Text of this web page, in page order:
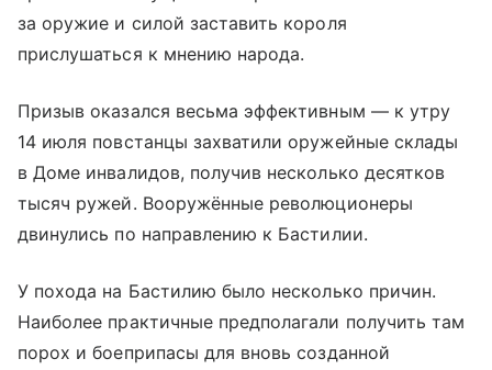
за оружие и силой заставить короля
прислушаться к мнению народа.
Призыв оказался весьма эффективным — к утру
14 июля повстанцы захватили оружейные склады
в Доме инвалидов, получив несколько десятков
тысяч ружей. Вооружённые революционеры
двинулись по направлению к Бастилии.
У похода на Бастилию было несколько причин.
Наиболее практичные предполагали получить там
порох и боеприпасы для вновь созданной